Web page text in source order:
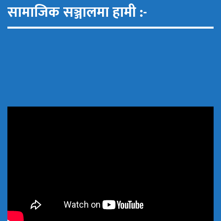
सामाजिक सञ्जालमा हामी :-